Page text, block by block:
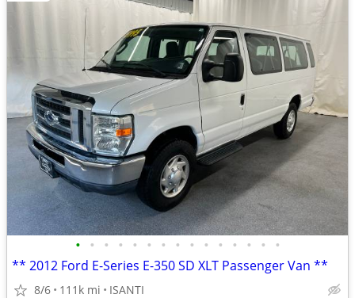
• • • • • • • • • • • • • • •
** 2012 Ford E-Series E-350 SD XLT Passenger Van **
8/6 111k mi ISANTI